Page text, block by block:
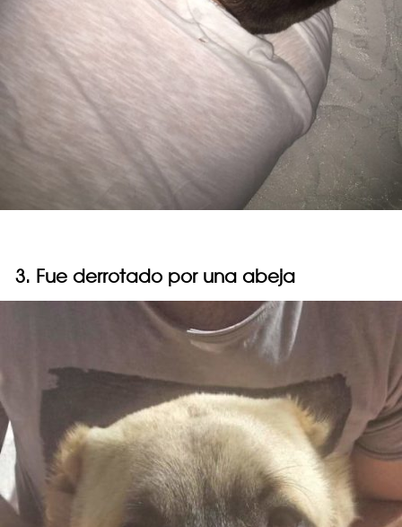
3. Fue derrotado por una abeja